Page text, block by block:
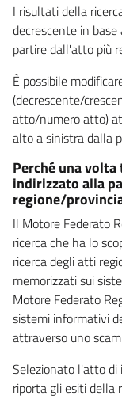
I risultati della
decrescente in
partire dall'atto più
È possibile
(decrescente/
atto/numero atto)
alto a sinistra dalla
Perché una
indirizzato alla
regione/
Il Motore Federato
ricerca che ha lo
ricerca degli atti
memorizzati sui
Motore Federato
sistemi informativi
attraverso uno
Selezionato l'atto di
riporta gli esiti della